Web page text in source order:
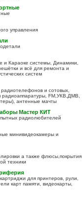
управления
и Караоке системы, Динамики,
и всё для ремонта и
систем
и сотовых,
радиоаппаратуры, FM,УКВ,ДМВ,
антенные мачты
Мастер КИТ
радиолюбителей
минивидеокамеры и
а также флюсы,покрытия
техники
для принтеров, рули,
карт памяти, видеокарты,